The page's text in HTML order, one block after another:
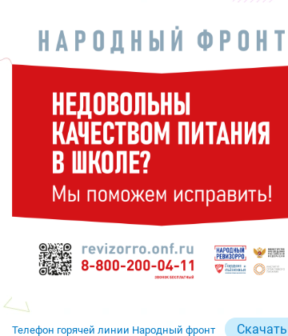
Телефон горячей линии Народный фронт Скачать